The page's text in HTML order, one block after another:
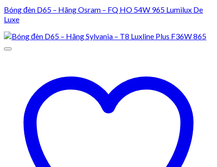
Bóng đèn D65 – Hãng Osram – FQ HO 54W 965 Lumilux De
Luxe